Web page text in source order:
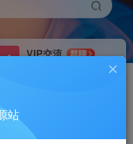
VIP交流
群聊
研究探讨更多创业项目路子。
站